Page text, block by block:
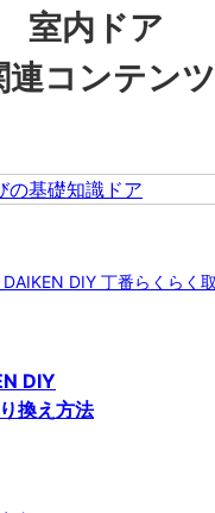
室内ドア
連コンテンツ
DIY
換え方法